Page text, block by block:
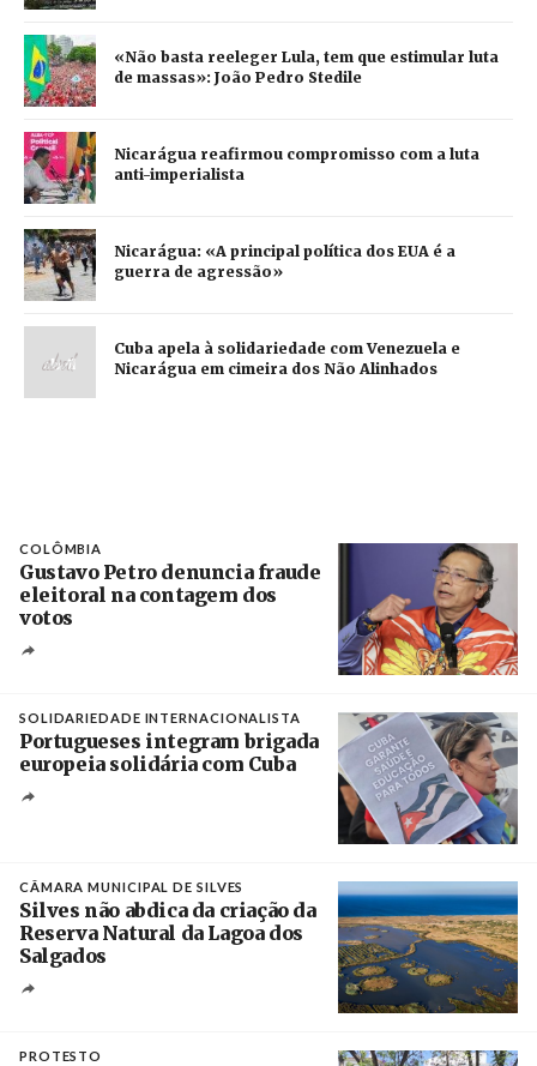
«Não basta reeleger Lula, tem que estimular luta
de massas»: João Pedro Stedile
Nicarágua reafirmou compromisso com a luta
anti-imperialista
Nicarágua: «A principal política dos EUA é a
guerra de agressão»
Cuba apela à solidariedade com Venezuela e
Nicarágua em cimeira dos Não Alinhados
COLÔMBIA
Gustavo Petro denuncia fraude
eleitoral na contagem dos
votos
SOLIDARIEDADE INTERNACIONALISTA
Portugueses integram brigada
europeia solidária com Cuba
CÂMARA MUNICIPAL DE SILVES
Silves não abdica da criação da
Reserva Natural da Lagoa dos
Salgados
PROTESTO